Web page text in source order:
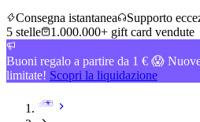
Consegna istantanea
Supporto
5 stelle
1.000.000+ gift card vendute
Buoni regalo a partire da 1 € 😱
limitate! Scopri la liquidazione